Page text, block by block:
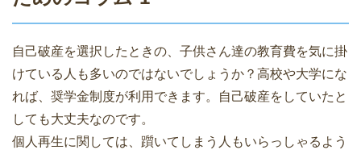
自己破産を選択したときの、子供さん達の教育費を気に掛
けている人も多いのではないでしょうか？高校や大学にな
れば、奨学金制度が利用できます。自己破産をしていたと
しても大丈夫なのです。
個人再生に関しては、躓いてしまう人もいらっしゃるよう